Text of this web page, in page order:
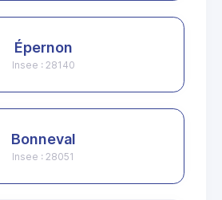
Épernon
Insee : 28140
Bonneval
Insee : 28051